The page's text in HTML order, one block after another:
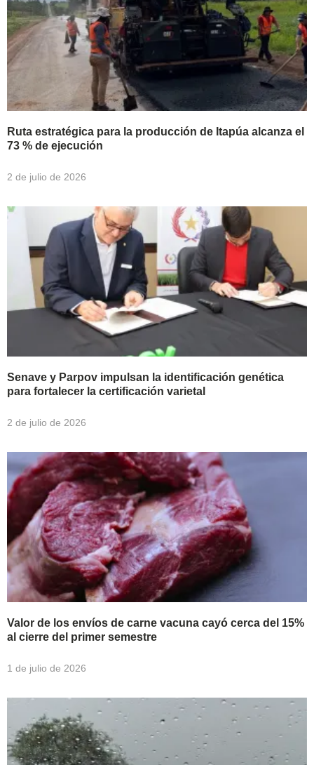
Ruta estratégica para la producción de Itapúa alcanza el
73 % de ejecución
2 de julio de 2026
Senave y Parpov impulsan la identificación genética
para fortalecer la certificación varietal
2 de julio de 2026
Valor de los envíos de carne vacuna cayó cerca del 15%
al cierre del primer semestre
1 de julio de 2026